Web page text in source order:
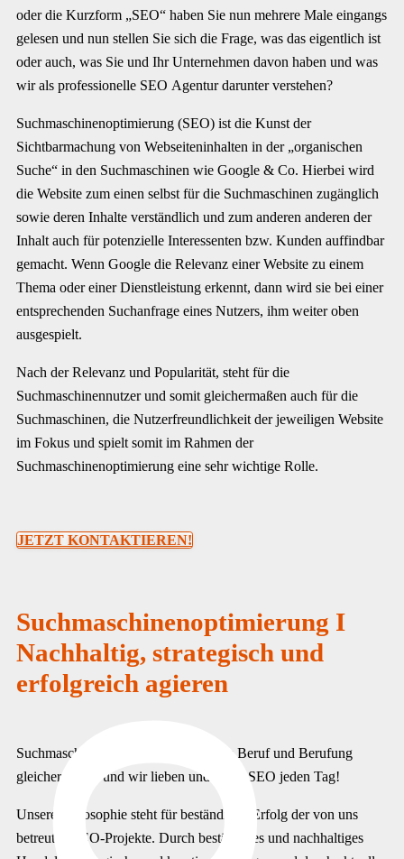
oder die Kurzform „SEO“ haben Sie nun mehrere Male eingangs
gelesen und nun stellen Sie sich die Frage, was das eigentlich ist
oder auch, was Sie und Ihr Unternehmen davon haben und was
wir als professionelle SEO Agentur darunter verstehen?
Suchmaschinenoptimierung (SEO) ist die Kunst der
Sichtbarmachung von Webseiteninhalten in der „organischen
Suche“ in den Suchmaschinen wie Google & Co. Hierbei wird
die Website zum einen selbst für die Suchmaschinen zugänglich
sowie deren Inhalte verständlich und zum anderen anderen der
Inhalt auch für potenzielle Interessenten bzw. Kunden auffindbar
gemacht. Wenn Google die Relevanz einer Website zu einem
Thema oder einer Dienstleistung erkennt, dann wird sie bei einer
entsprechenden Suchanfrage eines Nutzers, ihm weiter oben
ausgespielt.
Nach der Relevanz und Popularität, steht für die
Suchmaschinennutzer und somit gleichermaßen auch für die
Suchmaschinen, die Nutzerfreundlichkeit der jeweiligen Website
im Fokus und spielt somit im Rahmen der
Suchmaschinenoptimierung eine sehr wichtige Rolle.
JETZT KONTAKTIEREN!
Suchmaschinenoptimierung I
Nachhaltig, strategisch und
erfolgreich agieren
Suchmaschinenoptimierung ist für uns Beruf und Berufung
gleichermaßen und wir lieben und leben SEO jeden Tag!
Unsere Philosophie steht für beständigen Erfolg der von uns
betreuten SEO-Projekte. Durch beständiges und nachhaltiges